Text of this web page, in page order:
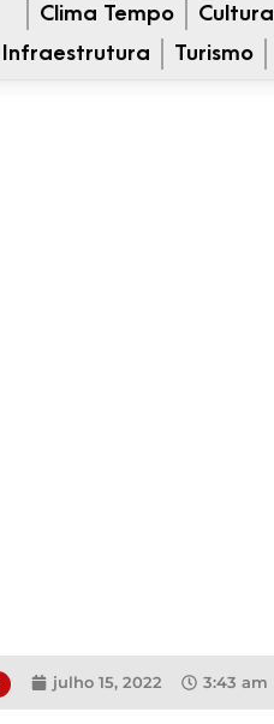
Clima Tempo Cultura
Infraestrutura
Turismo
julho 15, 2022 3:43 am